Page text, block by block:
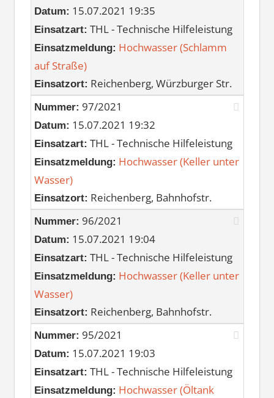
Datum: 15.07.2021 19:35
Einsatzart: THL - Technische Hilfeleistung
Einsatzmeldung: Hochwasser (Schlamm
auf Straße)
Einsatzort: Reichenberg, Würzburger Str.
Nummer: 97/2021
Datum: 15.07.2021 19:32
Einsatzart: THL - Technische Hilfeleistung
Einsatzmeldung: Hochwasser (Keller unter
Wasser)
Einsatzort: Reichenberg, Bahnhofstr.
Nummer: 96/2021
Datum: 15.07.2021 19:04
Einsatzart: THL - Technische Hilfeleistung
Einsatzmeldung: Hochwasser (Keller unter
Wasser)
Einsatzort: Reichenberg, Bahnhofstr.
Nummer: 95/2021
Datum: 15.07.2021 19:03
Einsatzart: THL - Technische Hilfeleistung
Einsatzmeldung: Hochwasser (Öltank